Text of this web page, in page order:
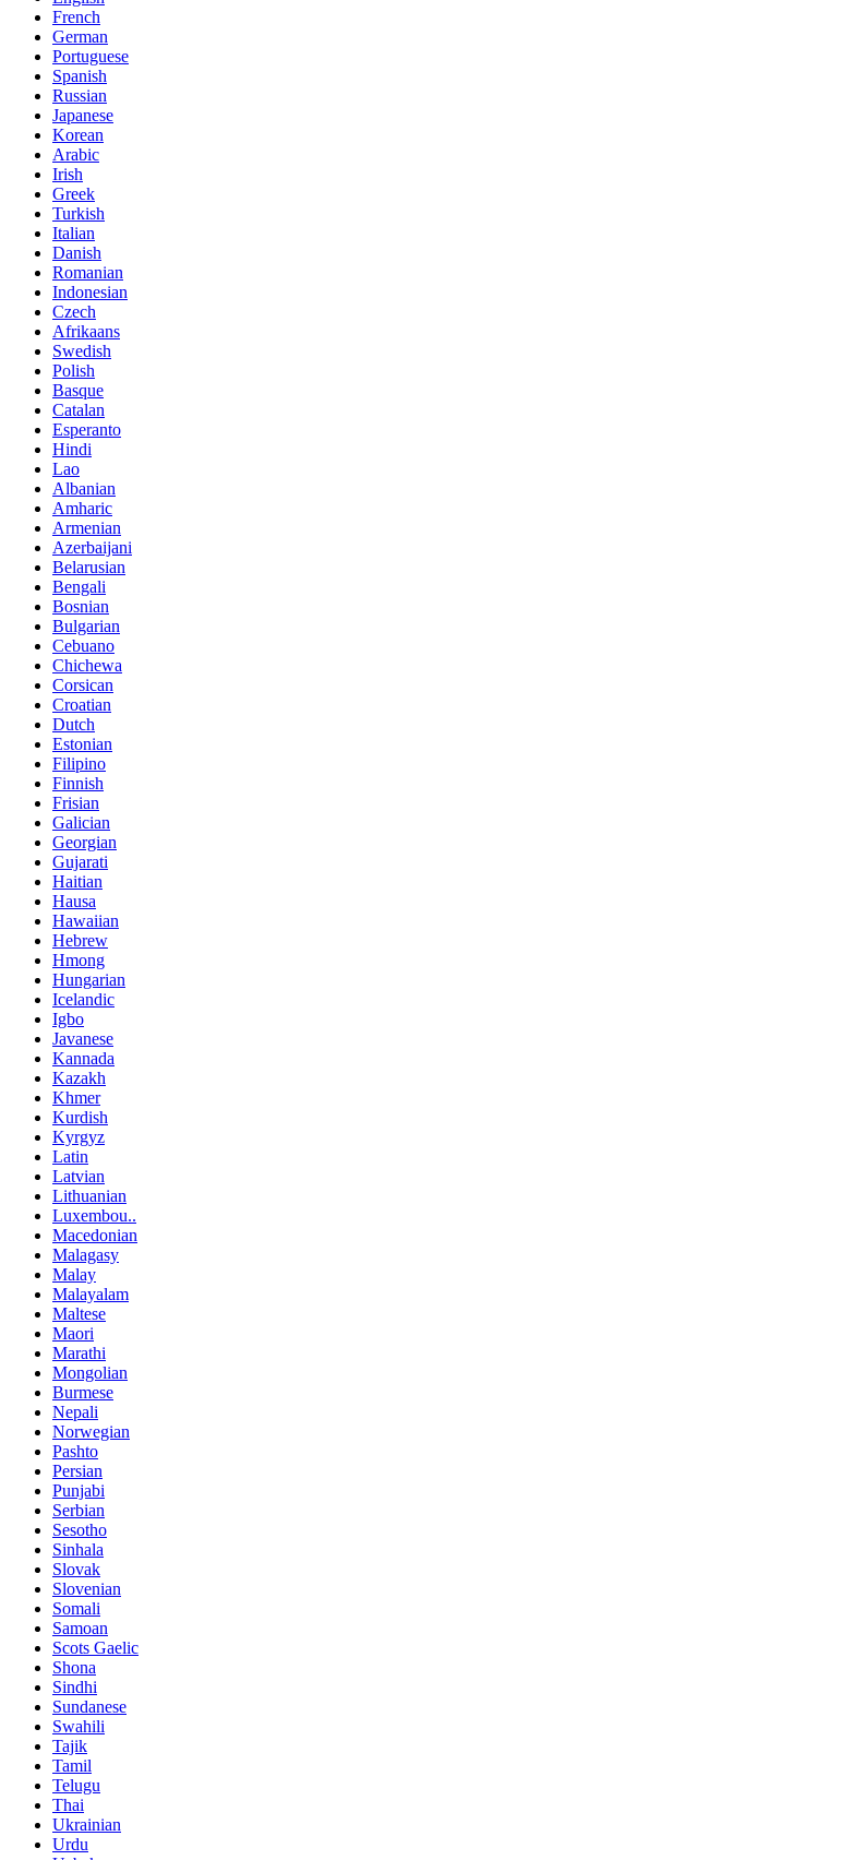
French
German
Portuguese
Spanish
Russian
Japanese
Korean
Arabic
Irish
Greek
Turkish
Italian
Danish
Romanian
Indonesian
Czech
Afrikaans
Swedish
Polish
Basque
Catalan
Esperanto
Hindi
Lao
Albanian
Amharic
Armenian
Azerbaijani
Belarusian
Bengali
Bosnian
Bulgarian
Cebuano
Chichewa
Corsican
Croatian
Dutch
Estonian
Filipino
Finnish
Frisian
Galician
Georgian
Gujarati
Haitian
Hausa
Hawaiian
Hebrew
Hmong
Hungarian
Icelandic
Igbo
Javanese
Kannada
Kazakh
Khmer
Kurdish
Kyrgyz
Latin
Latvian
Lithuanian
Luxembou..
Macedonian
Malagasy
Malay
Malayalam
Maltese
Maori
Marathi
Mongolian
Burmese
Nepali
Norwegian
Pashto
Persian
Punjabi
Serbian
Sesotho
Sinhala
Slovak
Slovenian
Somali
Samoan
Scots Gaelic
Shona
Sindhi
Sundanese
Swahili
Tajik
Tamil
Telugu
Thai
Ukrainian
Urdu